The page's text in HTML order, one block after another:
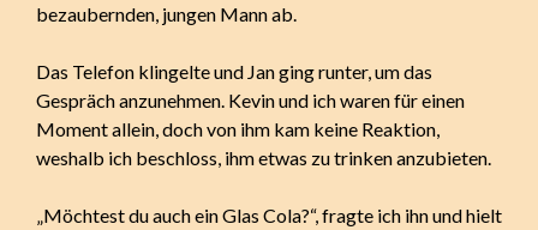
bezaubernden, jungen Mann ab.
Das Telefon klingelte und Jan ging runter, um das
Gespräch anzunehmen. Kevin und ich waren für einen
Moment allein, doch von ihm kam keine Reaktion,
weshalb ich beschloss, ihm etwas zu trinken anzubieten.
„Möchtest du auch ein Glas Cola?“, fragte ich ihn und hielt